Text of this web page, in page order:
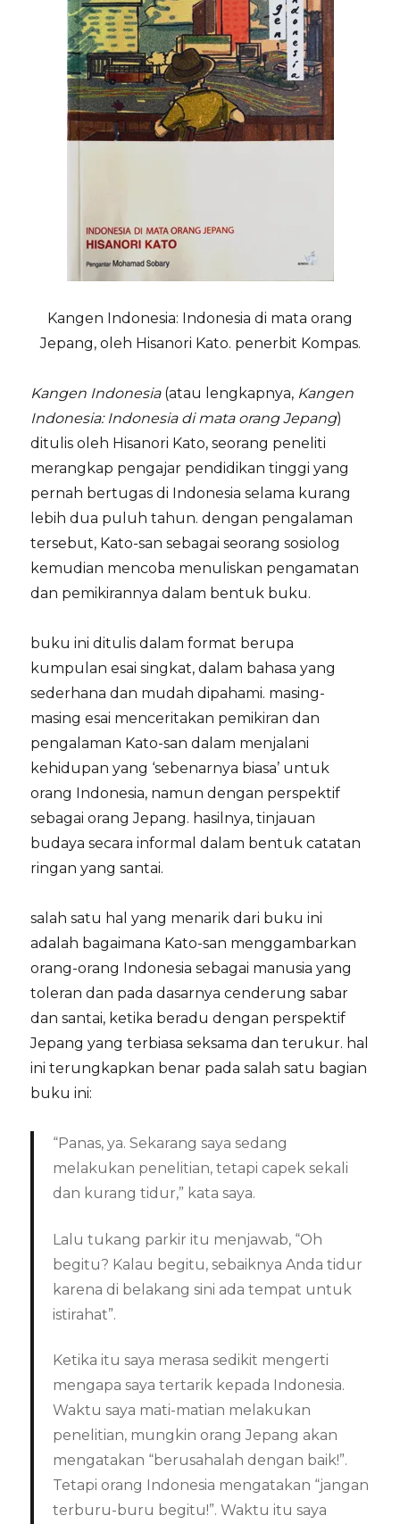
Kangen Indonesia: Indonesia di mata orang
Jepang, oleh Hisanori Kato. penerbit Kompas.
Kangen Indonesia(atau lengkapnya, Kangen
Indonesia: Indonesia di mata orang Jepang)
ditulis oleh Hisanori Kato, seorang peneliti
merangkap pengajar pendidikan tinggi yang
pernah bertugas di Indonesia selama kurang
lebih dua puluh tahun. dengan pengalaman
tersebut, Kato-san sebagai seorang sosiolog
kemudian mencoba menuliskan pengamatan
dan pemikirannya dalam bentuk buku.
buku ini ditulis dalam format berupa
kumpulan esai singkat, dalam bahasa yang
sederhana dan mudah dipahami. masing-
masing esai menceritakan pemikiran dan
pengalaman Kato-san dalam menjalani
kehidupan yang ‘sebenarnya biasa’ untuk
orang Indonesia, namun dengan perspektif
sebagai orang Jepang. hasilnya, tinjauan
budaya secara informal dalam bentuk catatan
ringan yang santai.
salah satu hal yang menarik dari buku ini
adalah bagaimana Kato-san menggambarkan
orang-orang Indonesia sebagai manusia yang
toleran dan pada dasarnya cenderung sabar
dan santai, ketika beradu dengan perspektif
Jepang yang terbiasa seksama dan terukur. hal
ini terungkapkan benar pada salah satu bagian
buku ini:
“Panas, ya. Sekarang saya sedang
melakukan penelitian, tetapi capek sekali
dan kurang tidur,” kata saya.
Lalu tukang parkir itu menjawab, “Oh
begitu? Kalau begitu, sebaiknya Anda tidur
karena di belakang sini ada tempat untuk
istirahat”.
Ketika itu saya merasa sedikit mengerti
mengapa saya tertarik kepada Indonesia.
Waktu saya mati-matian melakukan
penelitian, mungkin orang Jepang akan
mengatakan “berusahalah dengan baik!”.
Tetapi orang Indonesia mengatakan “jangan
terburu-buru begitu!”. Waktu itu saya